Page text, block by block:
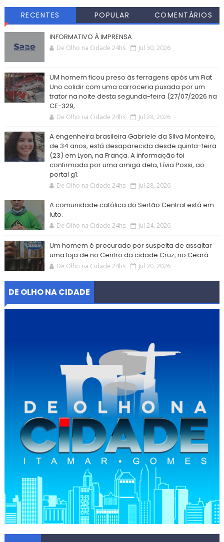
RECENTES POPULAR COMENTÁRIOS
INFORMATIVO À IMPRENSA
De Olho na Cidade 24hs Jul 30, 2026
UM homem ficou preso às ferragens após um Fiat
Uno colidir com uma carroceria puxada por um
trator na noite desta segunda-feira (27/07/2026 na
CE-329,
De Olho na Cidade 24hs Jul 28, 2026
A engenheira brasileira Gabriele da Silva Monteiro,
de 34 anos, está desaparecida desde quinta-feira
(23) em Lyon, na França. A informação foi
confirmada por uma amiga dela, Lívia Possi, ao
portal g1.
De Olho na Cidade 24hs Jul 28, 2026
A comunidade católica do Sertão Central está em
luto.
De Olho na Cidade 24hs Jul 24, 2026
Um homem é procurado por suspeita de assaltar
uma loja de no Centro da cidade Cruz, no Ceará.
De Olho na Cidade 24hs Jul 20, 2026
DE OLHO NA CIDADE